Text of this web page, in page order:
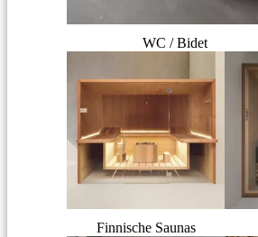
WC / Bidet
Finnische Saunas